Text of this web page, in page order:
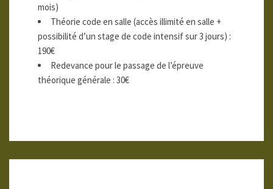
mois)
Théorie code en salle (accès illimité en salle +
possibilité d’un stage de code intensif sur 3 jours) :
190€
Redevance pour le passage de l’épreuve
théorique générale : 30€